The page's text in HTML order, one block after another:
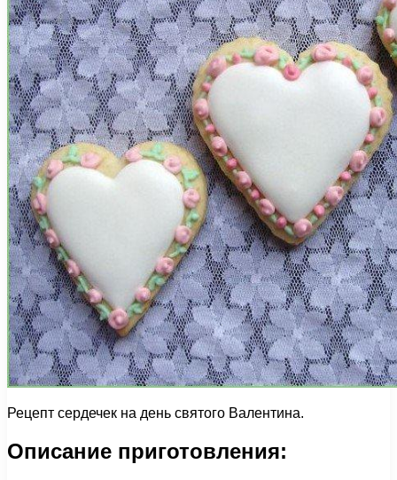
Рецепт сердечек на день святого Валентина.
Описание приготовления: